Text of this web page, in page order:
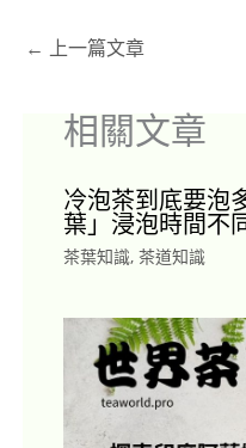
← 上一篇文章
相關文章
冷泡茶到底要泡
葉」浸泡時間不
茶葉知識, 茶道知識